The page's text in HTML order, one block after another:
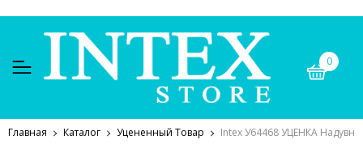
0
Главная Каталог Уцененный Товар Intex У64468 УЦЕНКА